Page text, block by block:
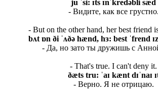
ju ˈsi: ɪts ɪnˈkredəbli sæd
- Видите, как все грустно.
- But on the other hand, her best friend
bʌt ɒn ði ˈʌðə hænd, hɜ: best ˈfrend
- Да, но зато ты дружишь с
- That's true. I can't deny it.
ðæts tru: ˈaɪ kænt dɪˈnaɪ
- Верно. Я не отрицаю.